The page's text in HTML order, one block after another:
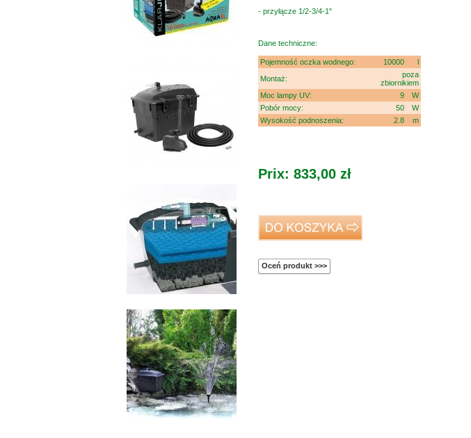
- przyłącze 1/2-3/4-1"
Dane techniczne:
Pojemność oczka wodnego: 10000
l
Montaż:
poza
zbiornikiem
Moc lampy UV:
9
W
Pobór mocy:
50
W
Wysokość podnoszenia:
2.8 m
Prix: 833,00zł
Oceń produkt >>>